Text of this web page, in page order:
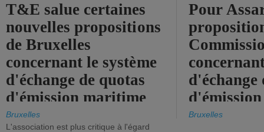
T&E salue certaines
nouvelles propositions
de Bruxelles
concernant le système
d'échange de quotas
d'émission maritime
de l'UE.
Bruxelles
L'association est plus critique à l'égard
Pour
d'échange
timide,
Bruxelles